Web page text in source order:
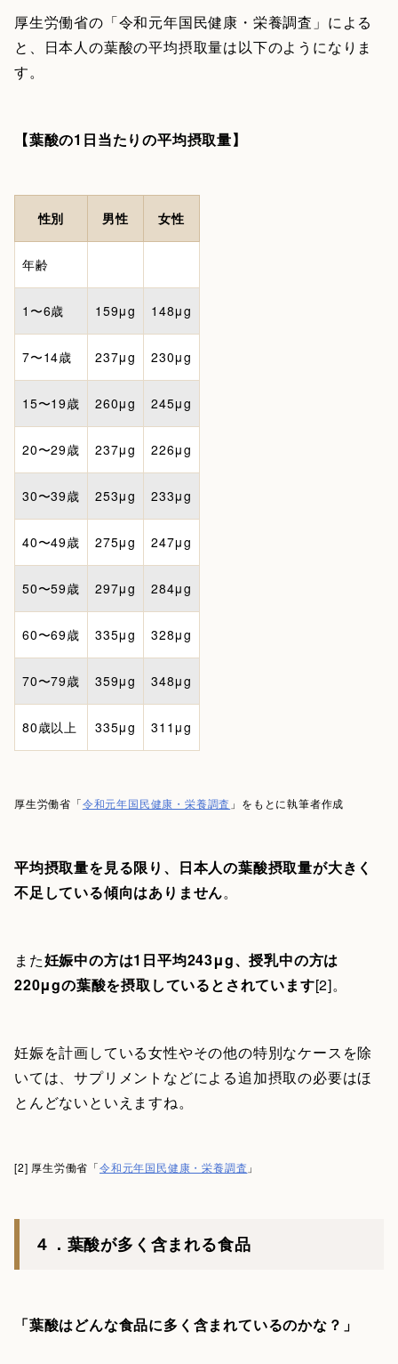
厚生労働省の「令和元年国民健康・栄養調査」による
と、日本人の葉酸の平均摂取量は以下のようになりま
す。
【葉酸の1日当たりの平均摂取量】
性別 男性 女性
年齢
1〜6歳 159μg 148μg
7〜14歳 237μg 230μg
15〜19歳 260μg 245μg
20〜29歳 237μg 226μg
30〜39歳 253μg 233μg
40〜49歳 275μg 247μg
50〜59歳 297μg 284μg
60〜69歳 335μg 328μg
70〜79歳 359μg 348μg
80歳以上 335μg 311μg
厚生労働省「令和元年国民健康・栄養調査 」をもとに執筆者作成
平均摂取量を見る限り、日本人の葉酸摂取量が大きく
不足している傾向はありません。
また妊娠中の方は1日平均243μg、授乳中の方は
220μgの葉酸を摂取しているとされています[2]。
妊娠を計画している女性やその他の特別なケースを除
いては、サプリメントなどによる追加摂取の必要はほ
とんどないといえますね。
[2] 厚生労働省「令和元年国民健康・栄養調査 」
４．葉酸が多く含まれる食品
「葉酸はどんな食品に多く含まれているのかな？」